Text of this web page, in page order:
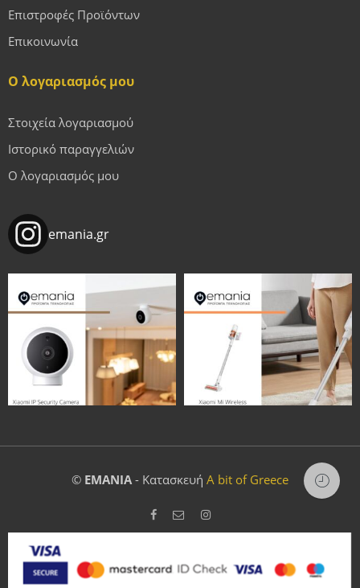
Επιστροφές Προϊόντων
Επικοινωνία
Ο λογαριασμός μου
Στοιχεία λογαριασμού
Ιστορικό παραγγελιών
Ο λογαριασμός μου
emania.gr
© EMANIA- Κατασκευή A bit of Greece